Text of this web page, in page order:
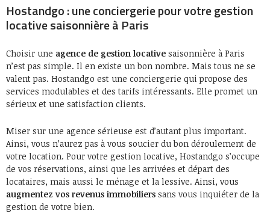
Hostandgo : une conciergerie pour votre gestion
locative saisonnière à Paris
Choisir une agence de gestion locative saisonnière à Paris
n’est pas simple. Il en existe un bon nombre. Mais tous ne se
valent pas. Hostandgo est une conciergerie qui propose des
services modulables et des tarifs intéressants. Elle promet un
sérieux et une satisfaction clients.
Miser sur une agence sérieuse est d’autant plus important.
Ainsi, vous n’aurez pas à vous soucier du bon déroulement de
votre location. Pour votre gestion locative, Hostandgo s’occupe
de vos réservations, ainsi que les arrivées et départ des
locataires, mais aussi le ménage et la lessive. Ainsi, vous
augmentez vos revenus immobiliers sans vous inquiéter de la
gestion de votre bien.